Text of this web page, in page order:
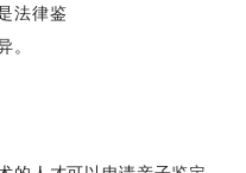
法律鉴
。